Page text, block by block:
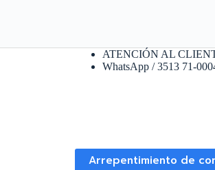
ATENCIÓN AL
WhatsApp / 3513 71-
Arrepentimiento de